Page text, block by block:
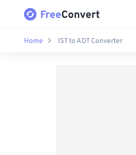
Home IST to ADT Converter